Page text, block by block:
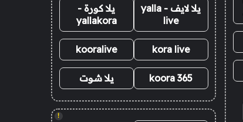
يلا لايف - yalla
live
يلا كورة -
yallakora
kora live
kooralive
koora 365 يلا شوت
!